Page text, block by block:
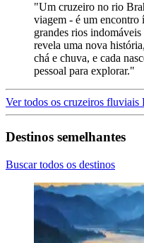
"Um cruzeiro no rio
viagem - é um
grandes rios
revela uma nova
chá e chuva, e cada
pessoal para explorar."
Ver todos os cruzeiros fluviais
Destinos semelhantes
Buscar todos os destinos